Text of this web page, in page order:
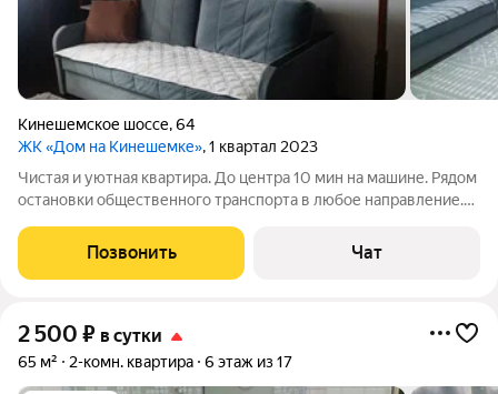
Кинешемское шоссе,64
ЖК «Дом на Кинешемке», 1 квартал 2023
Чистая и уютная квартира. До центра 10 мин на машине. Рядом
остановки общественного транспорта в любое направление.
(необходимая посуда ,белье ,утюг ,фен и т.д ) постельное
белье, полотенца .
Позвонить Чат
2 500 ₽ в сутки
65 м² 2-комн. квартира 6 этаж из 17